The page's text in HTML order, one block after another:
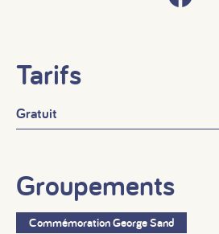
Tarifs
Gratuit
Groupements
Commémoration George Sand